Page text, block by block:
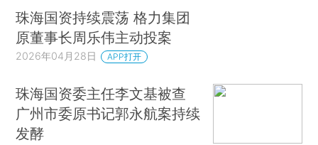
珠海国资持续震荡 格力集团
原董事长周乐伟主动投案
2026年04月28日 APP打开
珠海国资委主任李文基被查
广州市委原书记郭永航案持续
发酵